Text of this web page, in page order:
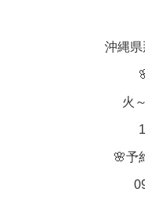
沖縄
火
🌸予